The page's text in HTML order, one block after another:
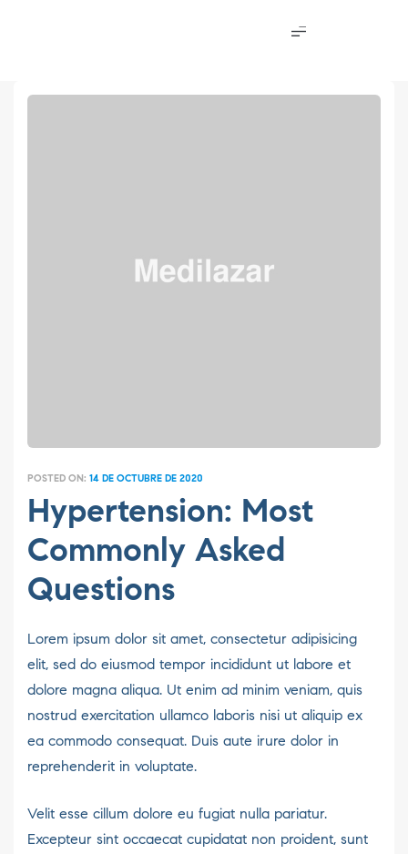
POSTED ON: 14 DE OCTUBRE DE 2020
Hypertension: Most
Commonly Asked
Questions
Lorem ipsum dolor sit amet, consectetur adipisicing
elit, sed do eiusmod tempor incididunt ut labore et
dolore magna aliqua. Ut enim ad minim veniam, quis
nostrud exercitation ullamco laboris nisi ut aliquip ex
ea commodo consequat. Duis aute irure dolor in
reprehenderit in voluptate.
Velit esse cillum dolore eu fugiat nulla pariatur.
Excepteur sint occaecat cupidatat non proident, sunt